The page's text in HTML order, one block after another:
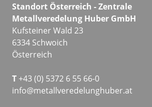
Standort Österreich - Zentrale
Metallveredelung Huber GmbH
Kufsteiner Wald 23
6334 Schwoich
Österreich
T +43 (0) 5372 6 55 66-0
info@metallveredelunghuber.at